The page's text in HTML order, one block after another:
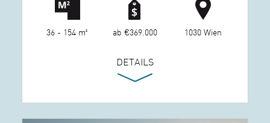
36 - 154 m² ab €369.000 1030 Wien
DETAILS